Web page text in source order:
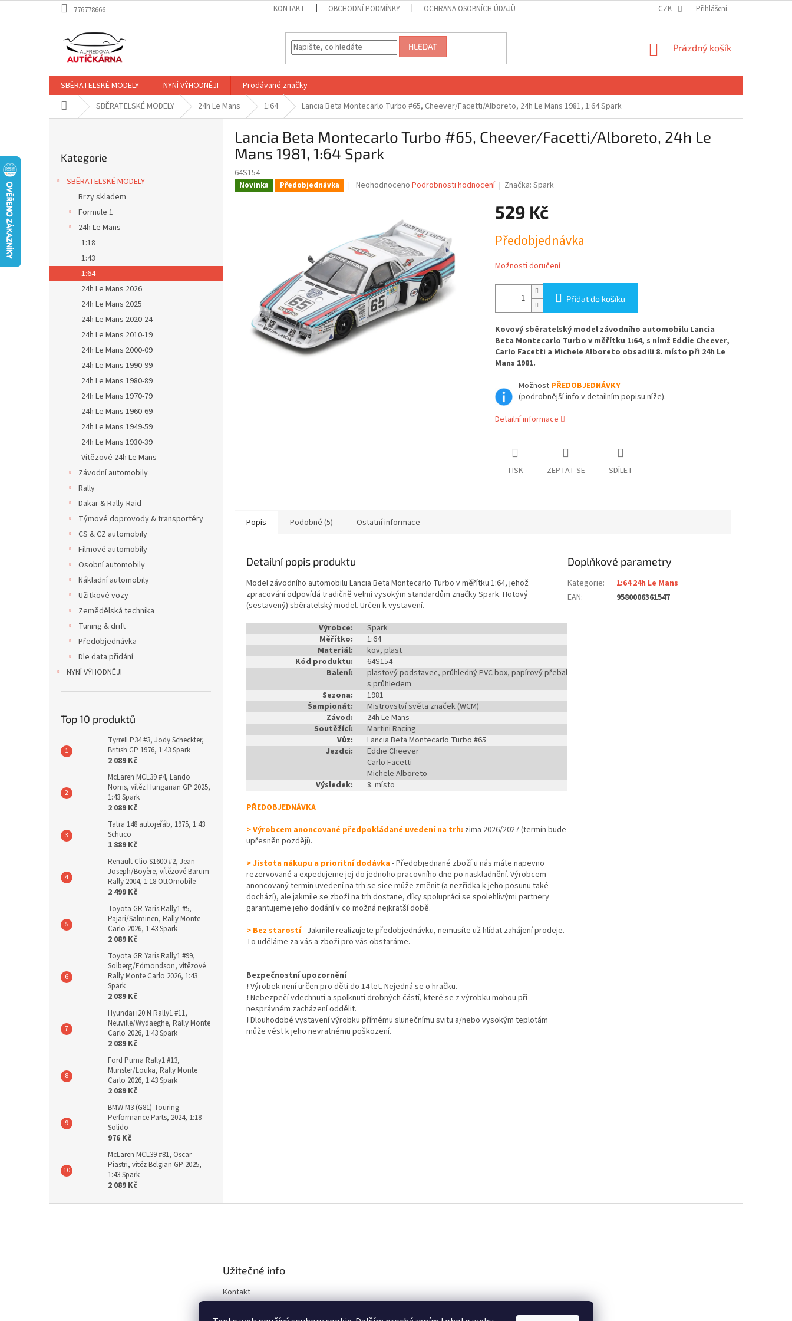
na
776778666 KONTAKT OBCHODNÍ PODMÍNKY OCHRANA OSOBNÍCH ÚDAJŮ CZK Přihlášení
HLEDAT
NÁKUPNÍ
Prázdný košík
SBĚRATELSKÉ MODELY NYNÍ VÝHODNĚJI
Prodávané značky
Domů SBĚRATELSKÉ MODELY 24h Le Mans 1:64 Lancia Beta Montecarlo Turbo #65, Cheever/Facetti/Alboreto, 24h Le Mans 1981, 1:64 Spark
n
e
kategorie
Kategorie
SBĚRATELSKÉ MODELY
Brzy skladem
Formule 1
24h Le Mans
1:18
1:43
1:64
24h Le Mans 2026
24h Le Mans 2025
24h Le Mans 2020-24
24h Le Mans 2010-19
24h Le Mans 2000-09
24h Le Mans 1990-99
24h Le Mans 1980-89
24h Le Mans 1970-79
24h Le Mans 1960-69
24h Le Mans 1949-59
24h Le Mans 1930-39
Vítězové 24h Le Mans
Závodní automobily
Rally
Dakar & Rally-Raid
Týmové doprovody & transportéry
CS & CZ automobily
Filmové automobily
Osobní automobily
Nákladní automobily
Užitkové vozy
Zemědělská technika
Tuning & drift
Předobjednávka
Dle data přidání
NYNÍ VÝHODNĚJI
Top 10 produktů
Tyrrell P34 #3, Jody Scheckter,
British GP 1976, 1:43 Spark
2 089 Kč
McLaren MCL39 #4, Lando
Norris, vítěz Hungarian GP 2025,
1:43 Spark
2 089 Kč
Tatra 148 autojeřáb, 1975, 1:43
Schuco
1 889 Kč
Renault Clio S1600 #2, Jean-
Joseph/Boyère, vítězové Barum
Rally 2004, 1:18 OttOmobile
2 499 Kč
Toyota GR Yaris Rally1 #5,
Pajari/Salminen, Rally Monte
Carlo 2026, 1:43 Spark
2 089 Kč
Toyota GR Yaris Rally1 #99,
Solberg/Edmondson, vítězové
Rally Monte Carlo 2026, 1:43
Spark
2 089 Kč
Hyundai i20 N Rally1 #11,
Neuville/Wydaeghe, Rally Monte
Carlo 2026, 1:43 Spark
2 089 Kč
Ford Puma Rally1 #13,
Munster/Louka, Rally Monte
Carlo 2026, 1:43 Spark
2 089 Kč
BMW M3 (G81) Touring
Performance Parts, 2024, 1:18
Solido
976 Kč
McLaren MCL39 #81, Oscar
Piastri, vítěz Belgian GP 2025,
1:43 Spark
2 089 Kč
Lancia Beta Montecarlo Turbo #65, Cheever/Facetti/Alboreto, 24h Le
Mans 1981, 1:64 Spark
64S154
Novinka Předobjednávka
Průměrné
z
5
hvězdiček.
Neohodnoceno Podrobnosti hodnocení Značka:Spark
529 Kč
cena:
Předobjednávka
Možnosti doručení
Přidat do košíku
Kovový sběratelský model závodního automobilu Lancia
Beta Montecarlo Turbo v měřítku 1:64, s nímž Eddie Cheever,
Carlo Facetti a Michele Alboreto obsadili 8. místo při 24h Le
Mans 1981.
Možnost PŘEDOBJEDNÁVKY
(podrobnější info v detailním popisu níže).
Detailní informace
TISK ZEPTAT SE SDÍLET
Popis Podobné (5) Ostatní informace
Detailní popis produktu
Model závodního automobilu Lancia Beta Montecarlo Turbo v měřítku 1:64, jehož
zpracování odpovídá tradičně velmi vysokým standardům značky Spark. Hotový
(sestavený) sběratelský model. Určen k vystavení.
Výrobce:
Spark
Měřítko:
1:64
Materiál:
kov, plast
Kód produktu:
64S154
Balení:
plastový podstavec, průhledný PVC box, papírový přebal
s průhledem
Sezona:
1981
Šampionát:
Mistrovství světa značek (WCM)
Závod:
24h Le Mans
Soutěžící:
Martini Racing
Vůz:
Lancia Beta Montecarlo Turbo #65
Jezdci:
Eddie Cheever
Carlo Facetti
Michele Alboreto
Výsledek:
8. místo
PŘEDOBJEDNÁVKA
> Výrobcem anoncované předpokládané uvedení na trh: zima 2026/2027 (termín bude
upřesněn později).
> Jistota nákupu a prioritní dodávka- Předobjednané zboží u nás máte napevno
rezervované a expedujeme jej do jednoho pracovního dne po naskladnění. Výrobcem
anoncovaný termín uvedení na trh se sice může změnit (a nezřídka k jeho posunu také
dochází), ale jakmile se zboží na trh dostane, díky spolupráci se spolehlivými partnery
garantujeme jeho dodání v co možná nejkratší době.
> Bez starostí- Jakmile realizujete předobjednávku, nemusíte už hlídat zahájení prodeje.
To uděláme za vás a zboží pro vás obstaráme.
Bezpečnostní upozornění
! Výrobek není určen pro děti do 14 let. Nejedná se o hračku.
! Nebezpečí vdechnutí a spolknutí drobných částí, které se z výrobku mohou při
nesprávném zacházení oddělit.
! Dlouhodobé vystavení výrobku přímému slunečnímu svitu a/nebo vysokým teplotám
může vést k jeho nevratnému poškození.
Doplňkové parametry
Kategorie:
1:64 24h Le Mans
EAN: 9580006361547
Užitečné info
Kontakt